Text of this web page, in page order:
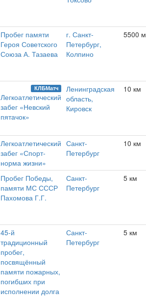
Пробег памяти
Героя Советского
Союза А. Тазаева
г. Санкт-
Петербург,
Колпино
5500 м
КЛБМатч
Легкоатлетический
забег «Невский
пятачок»
Ленинградская
область,
Кировск
10 км
Легкоатлетический
забег «Спорт-
норма жизни»
Санкт-
Петербург
10 км
Пробег Победы,
памяти МС СССР
Пахомова Г.Г.
Санкт-
Петербург
5 км
45-й
традиционный
пробег,
посвящённый
памяти пожарных,
погибших при
исполнении долга
Санкт-
Петербург
5 км